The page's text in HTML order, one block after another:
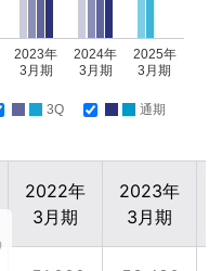
2023年
3月期
2024年
3月期
2025年
3月期
3Q 通期
2022年
3月期
2023年
3月期